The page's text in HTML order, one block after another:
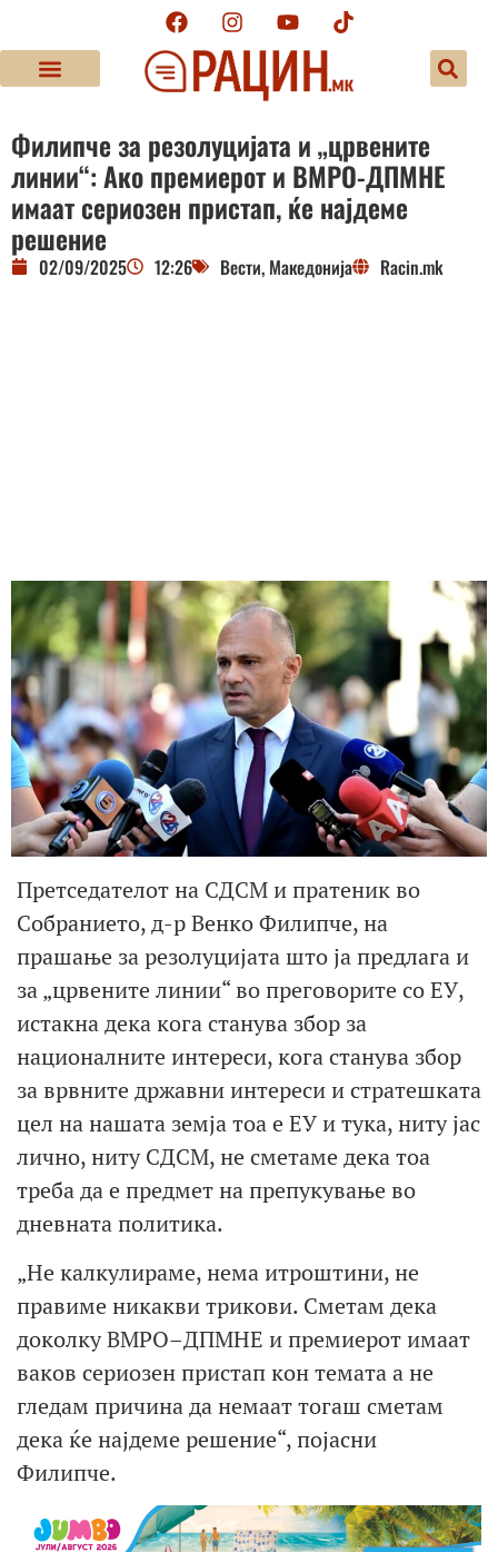
Филипче за резолуцијата и „црвените
линии“: Ако премиерот и ВМРО-ДПМНЕ
имаат сериозен пристап, ќе најдеме
решение
02/09/2025 12:26 Вести, Македонија Racin.mk
Претседателот на СДСМ и пратеник во
Собранието, д-р Венко Филипче, на
прашање за резолуцијата што ја предлага и
за „црвените линии“ во преговорите со ЕУ,
истакна дека кога станува збор за
националните интереси, кога станува збор
за врвните државни интереси и стратешката
цел на нашата земја тоа е ЕУ и тука, ниту јас
лично, ниту СДСМ, не сметаме дека тоа
треба да е предмет на препукување во
дневната политика.
„Не калкулираме, нема итроштини, не
правиме никакви трикови. Сметам дека
доколку ВМРО–ДПМНЕ и премиерот имаат
ваков сериозен пристап кон темата а не
гледам причина да немаат тогаш сметам
дека ќе најдеме решение“, појасни
Филипче.